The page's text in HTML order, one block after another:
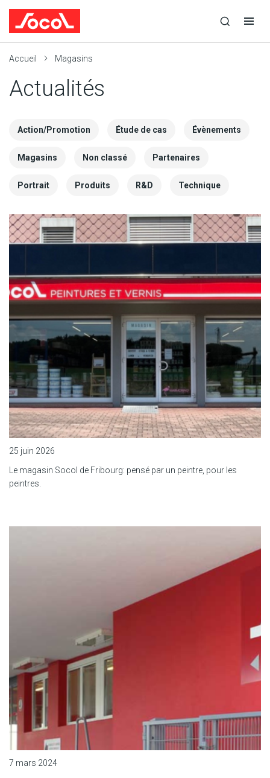
recherche
recherche
navigation
Accueil Magasins
Actualités
Action/Promotion Étude de cas Évènements
Magasins Non classé Partenaires
Portrait Produits R&D Technique
25 juin 2026
Le magasin Socol de Fribourg: pensé par un peintre, pour les
peintres.
7 mars 2024